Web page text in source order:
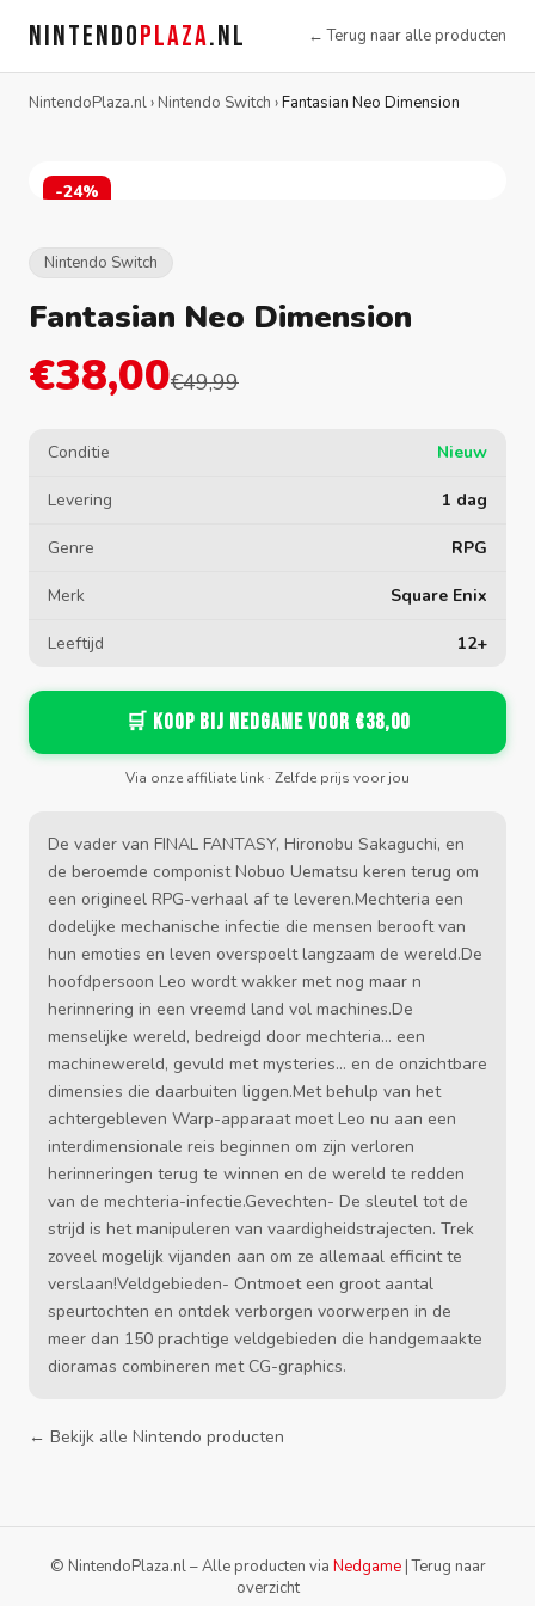
NINTENDOPLAZA.NL ← Terug naar alle producten
NintendoPlaza.nl› Nintendo Switch ›Fantasian Neo Dimension
-24%
Nintendo Switch
Fantasian Neo Dimension
€38,00€49,99
Conditie Nieuw
Levering 1 dag
Genre RPG
Merk Square Enix
Leeftijd 12+
🛒 Koop bij Nedgame voor €38,00
Via onze affiliate link · Zelfde prijs voor jou
De vader van FINAL FANTASY, Hironobu Sakaguchi, en
de beroemde componist Nobuo Uematsu keren terug om
een origineel RPG-verhaal af te leveren.Mechteria een
dodelijke mechanische infectie die mensen berooft van
hun emoties en leven overspoelt langzaam de wereld.De
hoofdpersoon Leo wordt wakker met nog maar n
herinnering in een vreemd land vol machines.De
menselijke wereld, bedreigd door mechteria... een
machinewereld, gevuld met mysteries... en de onzichtbare
dimensies die daarbuiten liggen.Met behulp van het
achtergebleven Warp-apparaat moet Leo nu aan een
interdimensionale reis beginnen om zijn verloren
herinneringen terug te winnen en de wereld te redden
van de mechteria-infectie.Gevechten- De sleutel tot de
strijd is het manipuleren van vaardigheidstrajecten. Trek
zoveel mogelijk vijanden aan om ze allemaal efficint te
verslaan!Veldgebieden- Ontmoet een groot aantal
speurtochten en ontdek verborgen voorwerpen in de
meer dan 150 prachtige veldgebieden die handgemaakte
dioramas combineren met CG-graphics.
← Bekijk alle Nintendo producten
© NintendoPlaza.nl – Alle producten via Nedgame|Terug naar
overzicht